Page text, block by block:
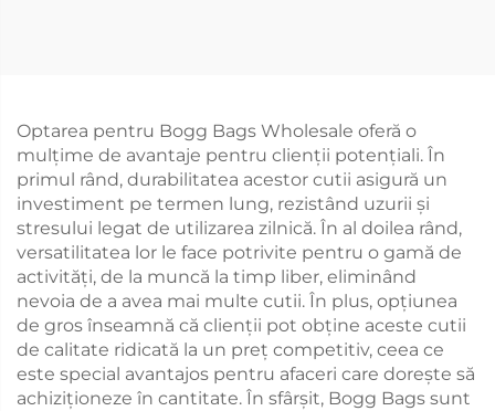
Optarea pentru Bogg Bags Wholesale oferă o
mulțime de avantaje pentru clienții potențiali. În
primul rând, durabilitatea acestor cutii asigură un
investiment pe termen lung, rezistând uzurii și
stresului legat de utilizarea zilnică. În al doilea rând,
versatilitatea lor le face potrivite pentru o gamă de
activități, de la muncă la timp liber, eliminând
nevoia de a avea mai multe cutii. În plus, opțiunea
de gros înseamnă că clienții pot obține aceste cutii
de calitate ridicată la un preț competitiv, ceea ce
este special avantajos pentru afaceri care dorește să
achiziționeze în cantitate. În sfârșit, Bogg Bags sunt